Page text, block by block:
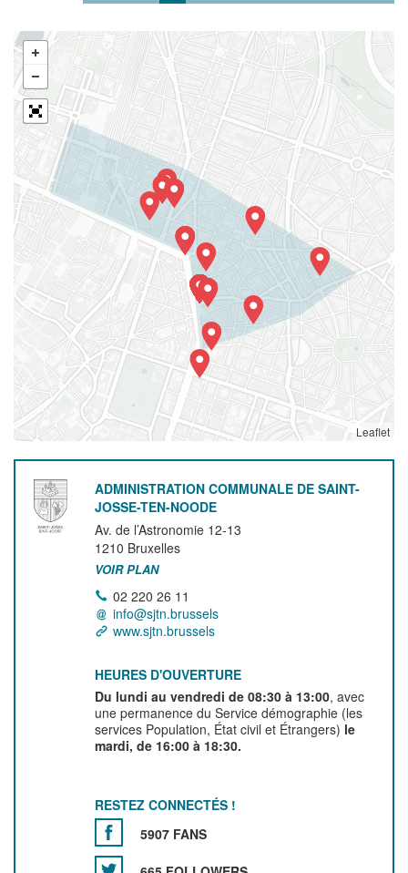
Leaflet
ADMINISTRATION COMMUNALE DE SAINT-
JOSSE-TEN-NOODE
Av. de l’Astronomie 12-13
1210 Bruxelles
VOIR PLAN
02 220 26 11
info@sjtn.brussels
www.sjtn.brussels
HEURES D'OUVERTURE
Du lundi au vendredi de 08:30 à 13:00, avec
une permanence du Service démographie (les
services Population, État civil et Étrangers) le
mardi, de 16:00 à 18:30.
RESTEZ CONNECTÉS !
5907 FANS